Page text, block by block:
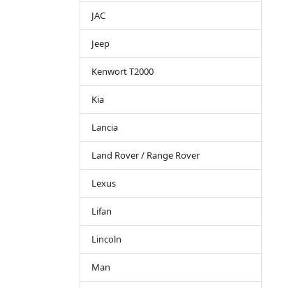
JAC
Jeep
Kenwort T2000
Kia
Lancia
Land Rover / Range Rover
Lexus
Lifan
Lincoln
Man